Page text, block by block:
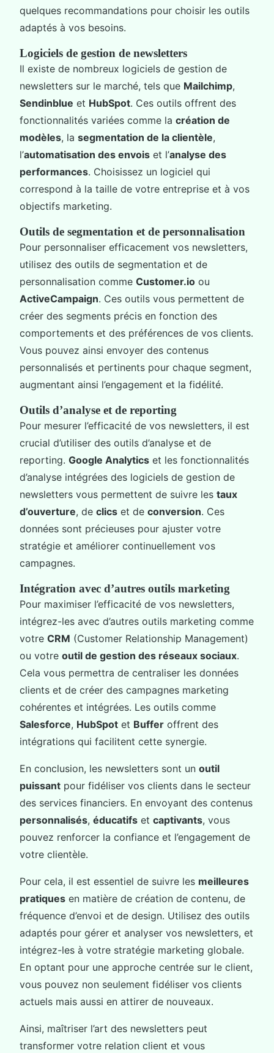
quelques recommandations pour choisir les outils
adaptés à vos besoins.
Logiciels de gestion de newsletters
Il existe de nombreux logiciels de gestion de
newsletters sur le marché, tels que Mailchimp,
Sendinblue et HubSpot. Ces outils offrent des
fonctionnalités variées comme la création de
modèles, la segmentation de la clientèle,
l’automatisation des envois et l’analyse des
performances. Choisissez un logiciel qui
correspond à la taille de votre entreprise et à vos
objectifs marketing.
Outils de segmentation et de personnalisation
Pour personnaliser efficacement vos newsletters,
utilisez des outils de segmentation et de
personnalisation comme Customer.io ou
ActiveCampaign. Ces outils vous permettent de
créer des segments précis en fonction des
comportements et des préférences de vos clients.
Vous pouvez ainsi envoyer des contenus
personnalisés et pertinents pour chaque segment,
augmentant ainsi l’engagement et la fidélité.
Outils d’analyse et de reporting
Pour mesurer l’efficacité de vos newsletters, il est
crucial d’utiliser des outils d’analyse et de
reporting. Google Analytics et les fonctionnalités
d’analyse intégrées des logiciels de gestion de
newsletters vous permettent de suivre les taux
d’ouverture, de clics et de conversion. Ces
données sont précieuses pour ajuster votre
stratégie et améliorer continuellement vos
campagnes.
Intégration avec d’autres outils marketing
Pour maximiser l’efficacité de vos newsletters,
intégrez-les avec d’autres outils marketing comme
votre CRM (Customer Relationship Management)
ou votre outil de gestion des réseaux sociaux.
Cela vous permettra de centraliser les données
clients et de créer des campagnes marketing
cohérentes et intégrées. Les outils comme
Salesforce, HubSpot et Buffer offrent des
intégrations qui facilitent cette synergie.
En conclusion, les newsletters sont un outil
puissant pour fidéliser vos clients dans le secteur
des services financiers. En envoyant des contenus
personnalisés, éducatifs et captivants, vous
pouvez renforcer la confiance et l’engagement de
votre clientèle.
Pour cela, il est essentiel de suivre les meilleures
pratiques en matière de création de contenu, de
fréquence d’envoi et de design. Utilisez des outils
adaptés pour gérer et analyser vos newsletters, et
intégrez-les à votre stratégie marketing globale.
En optant pour une approche centrée sur le client,
vous pouvez non seulement fidéliser vos clients
actuels mais aussi en attirer de nouveaux.
Ainsi, maîtriser l’art des newsletters peut
transformer votre relation client et vous